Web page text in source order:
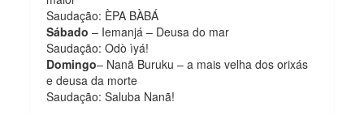
Saudação: ÈPA BÀBÁ
Sábado – Iemanjá – Deusa do mar
Saudação: Odò ìyá!
Domingo– Nanã Buruku – a mais velha dos orixás
e deusa da morte
Saudação: Saluba Nanã!